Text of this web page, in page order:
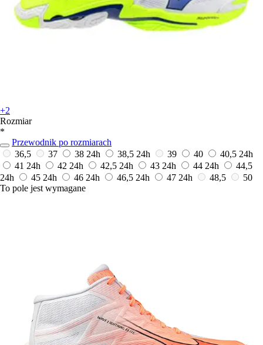
+2
Rozmiar
*
Przewodnik po rozmiarach
36,5
37 38 24h 38,5 24h 39 40 40,5 24h
41 24h 42 24h 42,5 24h 43 24h 44 24h
44,5
24h
45 24h 46 24h 46,5 24h 47 24h 48,5
50
To pole jest wymagane